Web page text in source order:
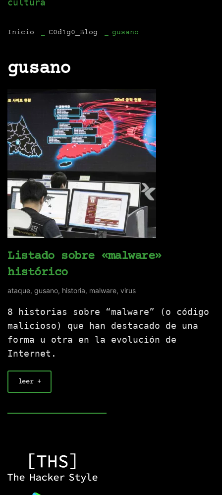
cultura
Inicio C0d1g0_Blog gusano
gusano
Listado sobre «malware»
histórico
ataque, gusano, historia, malware, virus
8 historias sobre “malware” (o código
malicioso) que han destacado de una
forma u otra en la evolución de
Internet.
leer +